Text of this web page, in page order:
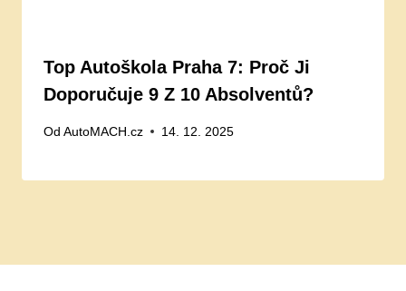
Top Autoškola Praha 7: Proč Ji
Doporučuje 9 Z 10 Absolventů?
Od AutoMACH.cz 14. 12. 2025